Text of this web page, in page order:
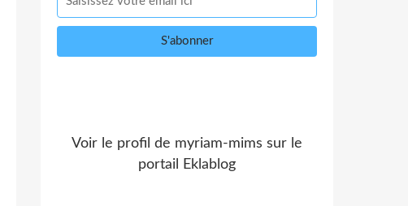
Voir le profil de myriam-mims sur le
portail Eklablog